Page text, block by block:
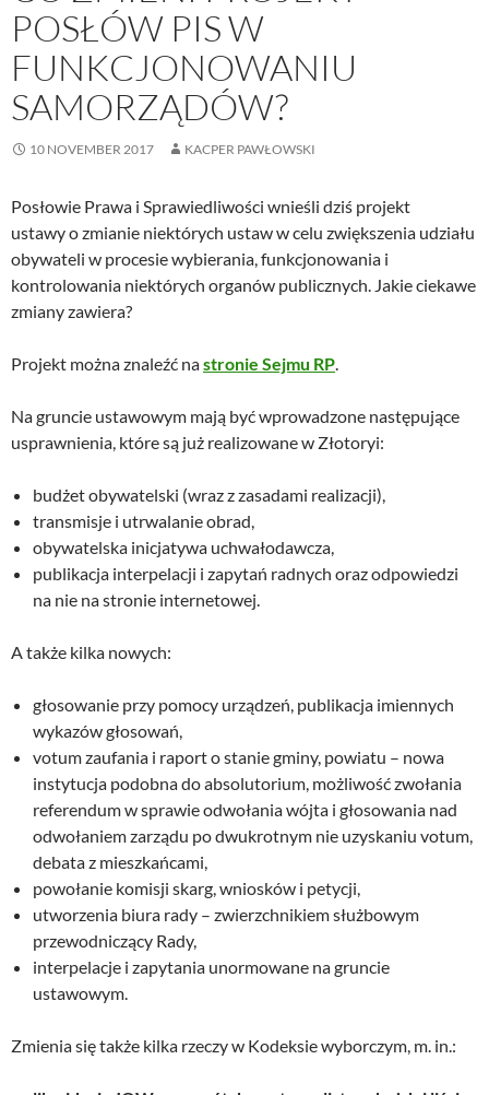
POSŁÓW PIS W
FUNKCJONOWANIU
SAMORZĄDÓW?
10 NOVEMBER 2017 KACPER PAWŁOWSKI
Posłowie Prawa i Sprawiedliwości wnieśli dziś projekt
ustawy o zmianie niektórych ustaw w celu zwiększenia udziału
obywateli w procesie wybierania, funkcjonowania i
kontrolowania niektórych organów publicznych. Jakie ciekawe
zmiany zawiera?
Projekt można znaleźć nastronie Sejmu RP
Na gruncie ustawowym mają być wprowadzone następujące
usprawnienia, które są już realizowane w Złotoryi:
budżet obywatelski (wraz z zasadami realizacji),
transmisje i utrwalanie obrad,
obywatelska inicjatywa uchwałodawcza,
publikacja interpelacji i zapytań radnych oraz odpowiedzi
na nie na stronie internetowej.
A także kilka nowych:
głosowanie przy pomocy urządzeń, publikacja imiennych
wykazów głosowań,
votum zaufania i raport o stanie gminy, powiatu – nowa
instytucja podobna do absolutorium, możliwość zwołania
referendum w sprawie odwołania wójta i głosowania nad
odwołaniem zarządu po dwukrotnym nie uzyskaniu votum,
debata z mieszkańcami,
powołanie komisji skarg, wniosków i petycji,
utworzenia biura rady – zwierzchnikiem służbowym
przewodniczący Rady,
interpelacje i zapytania unormowane na gruncie
ustawowym.
Zmienia się także kilka rzeczy w Kodeksie wyborczym, m. in.: